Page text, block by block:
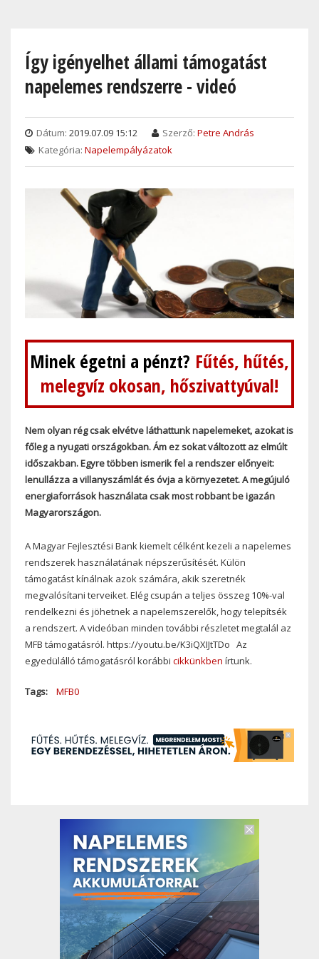
contentÍgy igényelhet állami támogatást
napelemes rendszerre - videó
Dátum: 2019.07.09 15:12 Szerző: Petre András
Kategória: Napelempályázatok
Minek égetni a pénzt? Fűtés, hűtés,
melegvíz okosan, hőszivattyúval!
Nem olyan rég csak elvétve láthattunk napelemeket, azokat is
főleg a nyugati országokban. Ám ez sokat változott az elmúlt
időszakban. Egyre többen ismerik fel a rendszer előnyeit:
lenullázza a villanyszámlát és óvja a környezetet. A megújuló
energiaforrások használata csak most robbant be igazán
Magyarországon.
A Magyar Fejlesztési Bank kiemelt célként kezeli a napelemes
rendszerek használatának népszerűsítését. Külön
támogatást kínálnak azok számára, akik szeretnék
megvalósítani terveiket. Elég csupán a teljes összeg 10%-val
rendelkezni és jöhetnek a napelemszerelők, hogy telepítsék
a rendszert. A videóban minden további részletet megtalál az
MFB támogatásról. https://youtu.be/K3iQXIJtTDo Az
egyedülálló támogatásról korábbi cikkünkben írtunk.
Tags MFB0